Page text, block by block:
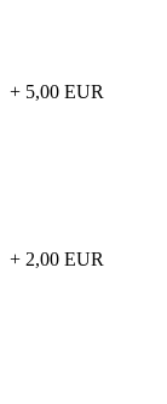
+ 5,00 EUR
+ 2,00 EUR